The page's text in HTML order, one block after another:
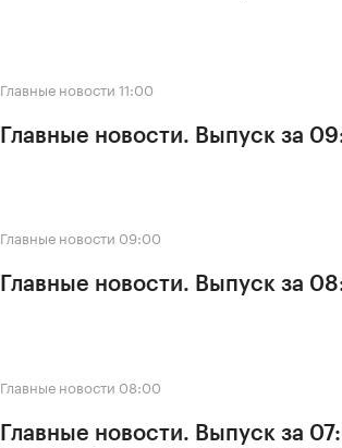
Главные новости 11:00
Главные новости. Выпуск за
Главные новости 09:00
Главные новости. Выпуск за
Главные новости 08:00
Главные новости. Выпуск за